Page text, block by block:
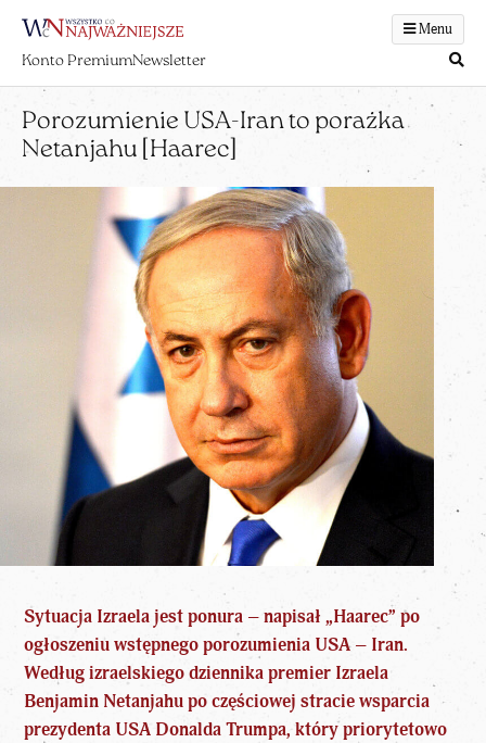
Menu
Konto PremiumNewsletter
Porozumienie USA-Iran to porażka
Netanjahu [Haarec]
Sytuacja Izraela jest ponura – napisał „Haarec” po
ogłoszeniu wstępnego porozumienia USA – Iran.
Według izraelskiego dziennika premier Izraela
Benjamin Netanjahupo częściowej stracie wsparcia
prezydenta USA DonaldaTrumpa, który priorytetowo